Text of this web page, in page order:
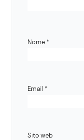
Nome *
Email *
Sito web